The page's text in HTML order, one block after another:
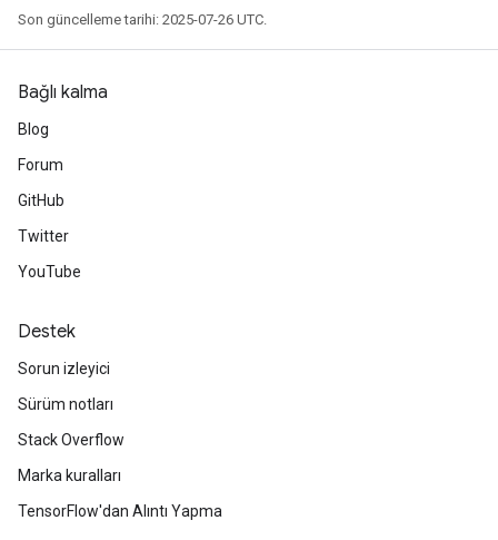
Son güncelleme tarihi: 2025-07-26 UTC.
Bağlı kalma
Blog
Forum
GitHub
Twitter
YouTube
Destek
Sorun izleyici
Sürüm notları
Stack Overflow
Marka kuralları
TensorFlow'dan Alıntı Yapma